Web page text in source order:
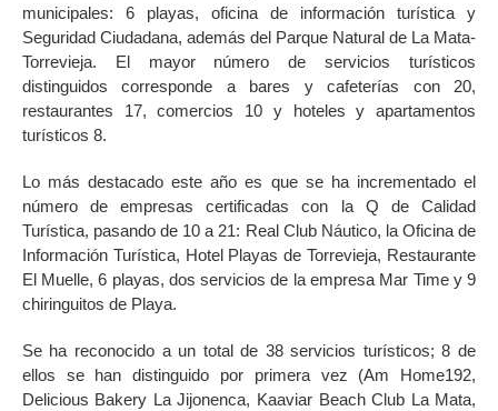
municipales: 6 playas, oficina de información turística y
Seguridad Ciudadana, además del Parque Natural de La Mata-
Torrevieja. El mayor número de servicios turísticos
distinguidos corresponde a bares y cafeterías con 20,
restaurantes 17, comercios 10 y hoteles y apartamentos
turísticos 8.
Lo más destacado este año es que se ha incrementado el
número de empresas certificadas con la Q de Calidad
Turística, pasando de 10 a 21: Real Club Náutico, la Oficina de
Información Turística, Hotel Playas de Torrevieja, Restaurante
El Muelle, 6 playas, dos servicios de la empresa Mar Time y 9
chiringuitos de Playa.
Se ha reconocido a un total de 38 servicios turísticos; 8 de
ellos se han distinguido por primera vez (Am Home192,
Delicious Bakery La Jijonenca, Kaaviar Beach Club La Mata,